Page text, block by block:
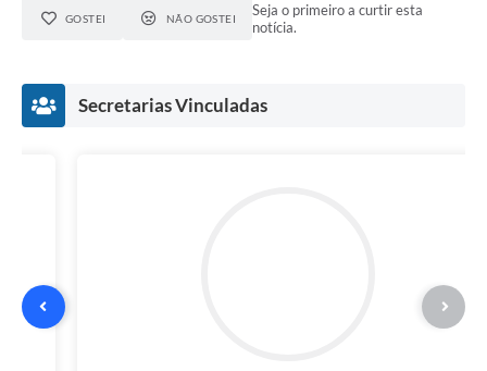
GOSTEI NÃO GOSTEI
Seja o primeiro a curtir esta
notícia.
Secretarias Vinculadas